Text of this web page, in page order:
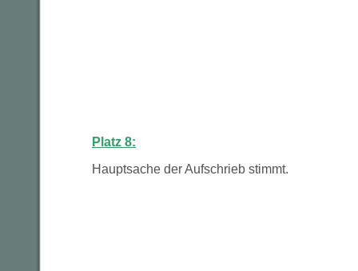
Platz 8:
Hauptsache der Aufschrieb stimmt.